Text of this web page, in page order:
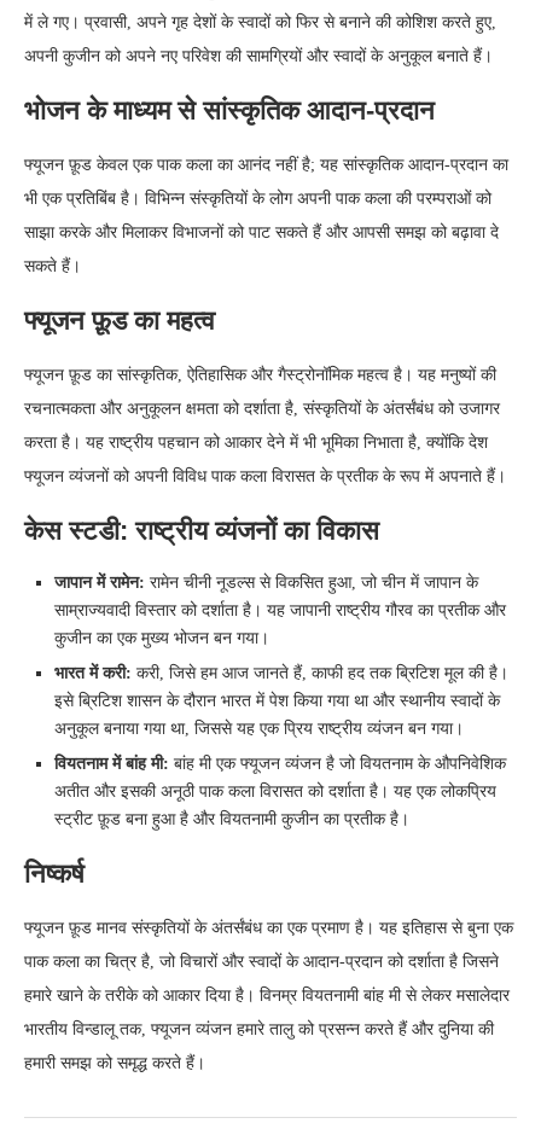
में ले गए। प्रवासी, अपने गृह देशों के स्वादों को फिर से बनाने की कोशिश करते हुए,
अपनी कुजीन को अपने नए परिवेश की सामग्रियों और स्वादों के अनुकूल बनाते हैं।
भोजन के माध्यम से सांस्कृतिक आदान-प्रदान
फ्यूजन फ़ूड केवल एक पाक कला का आनंद नहीं है; यह सांस्कृतिक आदान-प्रदान का
भी एक प्रतिबिंब है। विभिन्न संस्कृतियों के लोग अपनी पाक कला की परम्पराओं को
साझा करके और मिलाकर विभाजनों को पाट सकते हैं और आपसी समझ को बढ़ावा दे
सकते हैं।
फ्यूजन फ़ूड का महत्व
फ्यूजन फ़ूड का सांस्कृतिक, ऐतिहासिक और गैस्ट्रोनॉमिक महत्व है। यह मनुष्यों की
रचनात्मकता और अनुकूलन क्षमता को दर्शाता है, संस्कृतियों के अंतर्संबंध को उजागर
करता है। यह राष्ट्रीय पहचान को आकार देने में भी भूमिका निभाता है, क्योंकि देश
फ्यूजन व्यंजनों को अपनी विविध पाक कला विरासत के प्रतीक के रूप में अपनाते हैं।
केस स्टडी: राष्ट्रीय व्यंजनों का विकास
जापान में रामेन: रामेन चीनी नूडल्स से विकसित हुआ, जो चीन में जापान के
साम्राज्यवादी विस्तार को दर्शाता है। यह जापानी राष्ट्रीय गौरव का प्रतीक और
कुजीन का एक मुख्य भोजन बन गया।
भारत में करी: करी, जिसे हम आज जानते हैं, काफी हद तक ब्रिटिश मूल की है।
इसे ब्रिटिश शासन के दौरान भारत में पेश किया गया था और स्थानीय स्वादों के
अनुकूल बनाया गया था, जिससे यह एक प्रिय राष्ट्रीय व्यंजन बन गया।
वियतनाम में बांह मी: बांह मी एक फ्यूजन व्यंजन है जो वियतनाम के औपनिवेशिक
अतीत और इसकी अनूठी पाक कला विरासत को दर्शाता है। यह एक लोकप्रिय
स्ट्रीट फ़ूड बना हुआ है और वियतनामी कुजीन का प्रतीक है।
निष्कर्ष
फ्यूजन फ़ूड मानव संस्कृतियों के अंतर्संबंध का एक प्रमाण है। यह इतिहास से बुना एक
पाक कला का चित्र है, जो विचारों और स्वादों के आदान-प्रदान को दर्शाता है जिसने
हमारे खाने के तरीके को आकार दिया है। विनम्र वियतनामी बांह मी से लेकर मसालेदार
भारतीय विन्डालू तक, फ्यूजन व्यंजन हमारे तालु को प्रसन्न करते हैं और दुनिया की
हमारी समझ को समृद्ध करते हैं।